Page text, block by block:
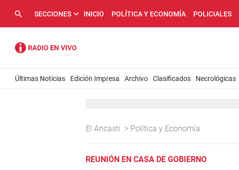
SECCIONES INICIO POLÍTICA Y ECONOMÍA POLICIALES
Últimas Noticias Edición Impresa Archivo Clasificados Necrológicas
El Ancasti > Política y Economía
REUNIÓN EN CASA DE GOBIERNO